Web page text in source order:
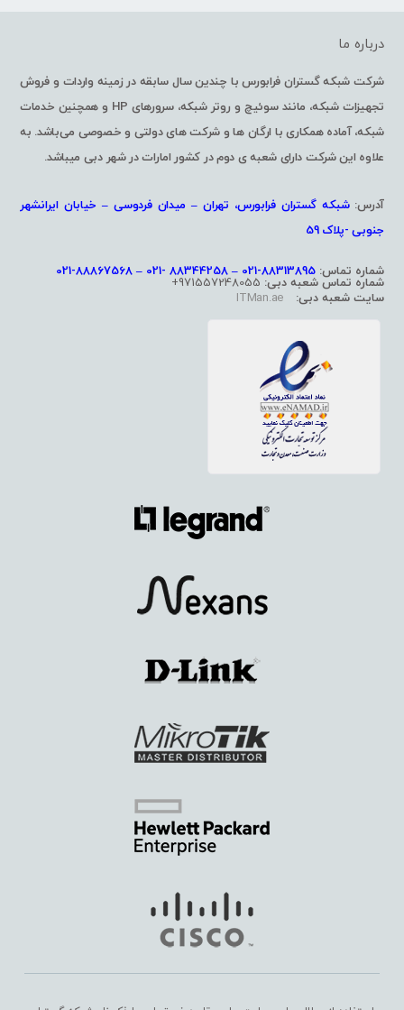
درباره ما
شرکت شبکه گستران فرابورس با چندین سال سابقه در زمینه واردات و فروش
تجهیزات شبکه، مانند سوئیچ و روتر شبکه، سرورهای HP و همچنین خدمات
شبکه، آماده همکاری با ارگان ها و شرکت های دولتی و خصوصی می‌باشد. به
علاوه این شرکت دارای شعبه ی دوم در کشور امارات در شهر دبی میباشد.
آدرس:شبکه گستران فرابورس، تهران – میدان فردوسی – خیابان ایرانشهر
جنوبی -پلاک 59
شماره تماس: 88313895-021 – 88344258 -021 – 88867568-021
شماره تماس شعبه دبی:
سایت شعبه دبی: ITMan.ae